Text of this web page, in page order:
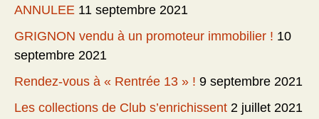
ANNULEE 11 septembre 2021
GRIGNON vendu à un promoteur immobilier ! 10
septembre 2021
Rendez-vous à « Rentrée 13 » ! 9 septembre 2021
Les collections de Club s’enrichissent 2 juillet 2021